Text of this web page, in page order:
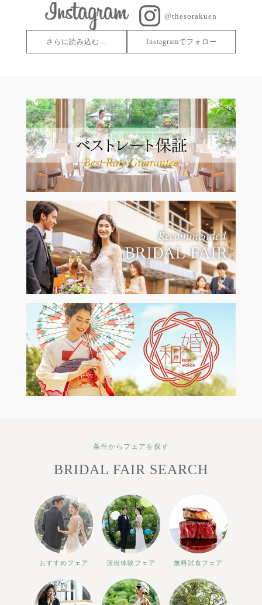
@thesorakuen
さらに読み込む… Instagramでフォロー
条件からフェアを探す
BRIDAL FAIR SEARCH
おすすめフェア 演出体験フェア 無料試食フェア